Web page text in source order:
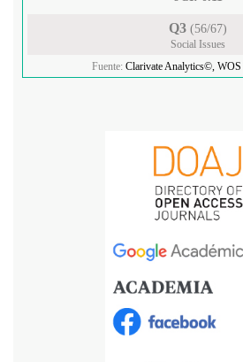
Q3 (56/67)
Social Issues
Fuente: Clarivate Analytics©, WOS